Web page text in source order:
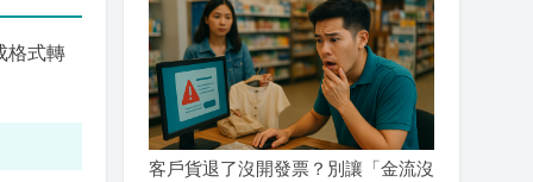
格式轉
客戶貨退了沒開發票？別讓「金流沒